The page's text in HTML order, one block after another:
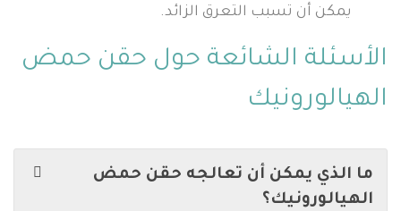
يمكن أن تسبب التعرق الزائد.
الأسئلة الشائعة حول حقن حمض
الهيالورونيك
ما الذي يمكن أن تعالجه حقن حمض
الهيالورونيك؟